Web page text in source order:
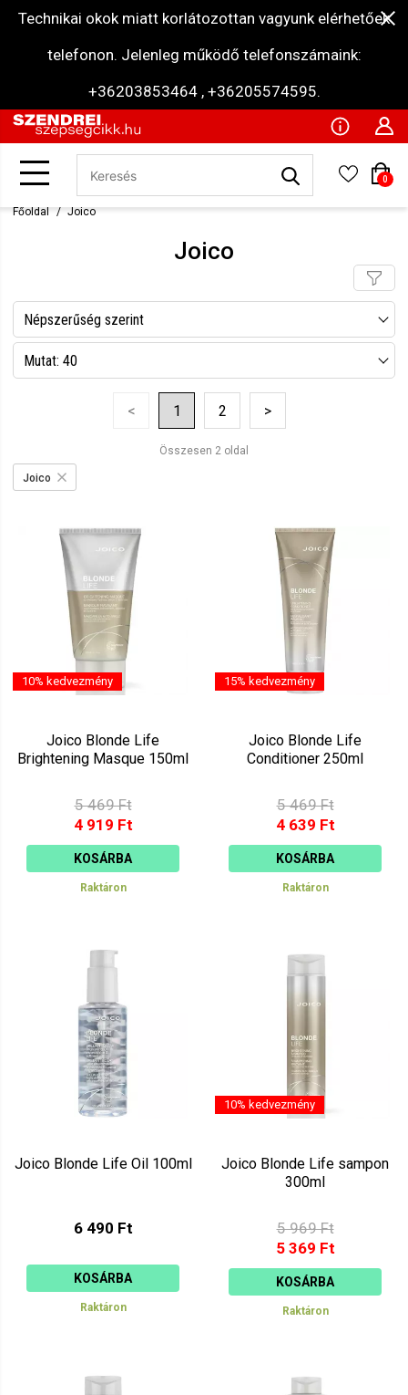
Technikai okok miatt korlátozottan vagyunk elérhetőek
telefonon. Jelenleg működő telefonszámaink:
+36203853464 , +36205574595.
0
Főoldal Joico
Joico
Népszerűség szerint
Név szerint csökkenő
Ár szerint növekvő
Mutat: 40
< 1 2 >
Összesen 2 oldal
Joico
10% kedvezmény
Joico Blonde Life
Brightening Masque 150ml
5 469 Ft
4 919 Ft
KOSÁRBA
Raktáron
15% kedvezmény
Joico Blonde Life
Conditioner 250ml
5 469 Ft
4 639 Ft
KOSÁRBA
Raktáron
Joico Blonde Life Oil 100ml
6 490 Ft
KOSÁRBA
Raktáron
10% kedvezmény
Joico Blonde Life sampon
300ml
5 969 Ft
5 369 Ft
KOSÁRBA
Raktáron